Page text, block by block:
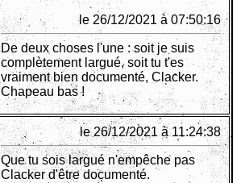
le 26/12/2021 à 07:50:16
De deux choses l'une : soit je suis
complètement largué, soit tu t'es
vraiment bien documenté, Clacker.
Chapeau bas !
le 26/12/2021 à 11:24:38
Que tu sois largué n'empêche pas
Clacker d'être documenté.